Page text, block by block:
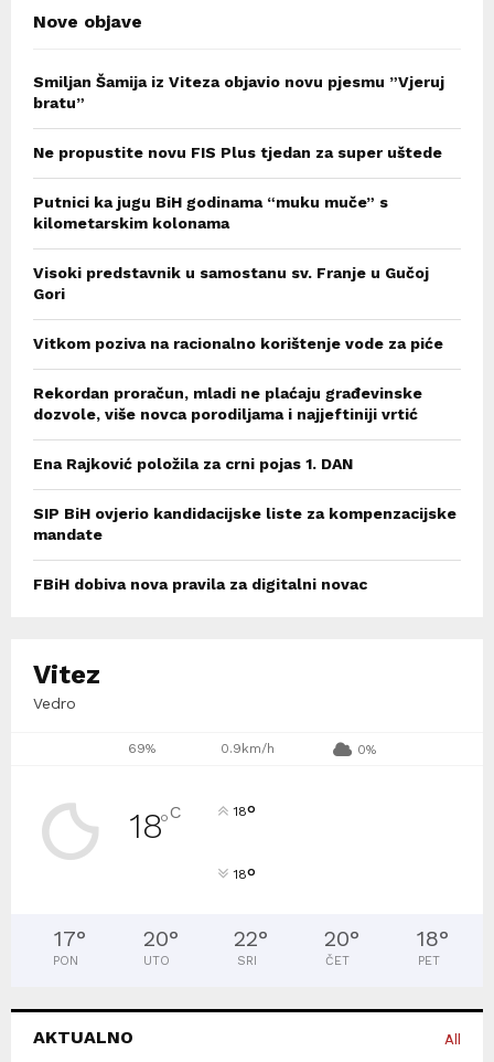
Nove objave
Smiljan Šamija iz Viteza objavio novu pjesmu ”Vjeruj
bratu”
Ne propustite novu FIS Plus tjedan za super uštede
Putnici ka jugu BiH godinama “muku muče” s
kilometarskim kolonama
Visoki predstavnik u samostanu sv. Franje u Gučoj
Gori
Vitkom poziva na racionalno korištenje vode za piće
Rekordan proračun, mladi ne plaćaju građevinske
dozvole, više novca porodiljama i najjeftiniji vrtić
Ena Rajković položila za crni pojas 1. DAN
SIP BiH ovjerio kandidacijske liste za kompenzacijske
mandate
FBiH dobiva nova pravila za digitalni novac
Vitez
Vedro
69% 0.9km/h 0%
18°C 18°
18°
17°
PON
20°
UTO
22°
SRI
20°
ČET
18°
PET
AKTUALNO All